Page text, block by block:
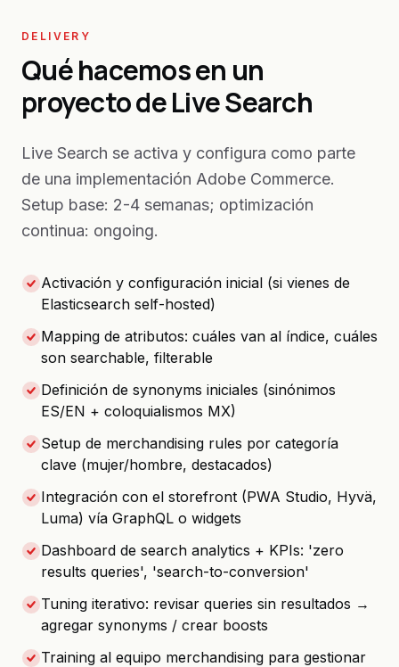
DELIVERY
Qué hacemos en un
proyecto de Live Search
Live Search se activa y configura como parte
de una implementación Adobe Commerce.
Setup base: 2-4 semanas; optimización
continua: ongoing.
Activación y configuración inicial (si vienes de
Elasticsearch self-hosted)
Mapping de atributos: cuáles van al índice, cuáles
son searchable, filterable
Definición de synonyms iniciales (sinónimos
ES/EN + coloquialismos MX)
Setup de merchandising rules por categoría
clave (mujer/hombre, destacados)
Integración con el storefront (PWA Studio, Hyvä,
Luma) vía GraphQL o widgets
Dashboard de search analytics + KPIs: 'zero
results queries', 'search-to-conversion'
Tuning iterativo: revisar queries sin resultados →
agregar synonyms / crear boosts
Training al equipo merchandising para gestionar